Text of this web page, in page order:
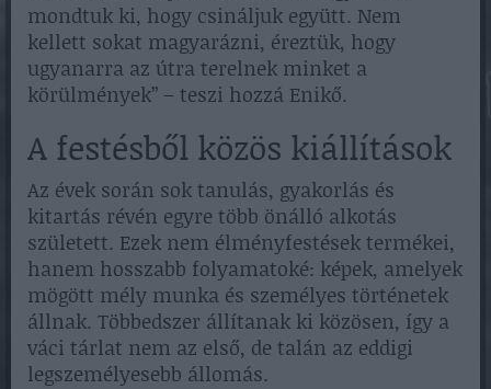
mondtuk ki, hogy csináljuk együtt. Nem
kellett sokat magyarázni, éreztük, hogy
ugyanarra az útra terelnek minket a
körülmények” – teszi hozzá Enikő.
A festésből közös kiállítások
Az évek során sok tanulás, gyakorlás és
kitartás révén egyre több önálló alkotás
született. Ezek nem élményfestések termékei,
hanem hosszabb folyamatoké: képek, amelyek
mögött mély munka és személyes történetek
állnak. Többedszer állítanak ki közösen, így a
váci tárlat nem az első, de talán az eddigi
legszemélyesebb állomás.